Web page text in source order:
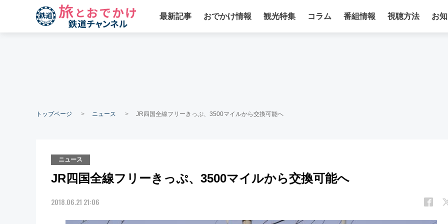
最新記事 おでかけ情報 観光特集 コラム 番組情報 視聴方法 お
トップページ ニュース JR四国全線フリーきっぷ、3500マイルから交換可能へ
ニュース
JR四国全線フリーきっぷ、3500マイルから交換可能へ
2018.06.21 21:06